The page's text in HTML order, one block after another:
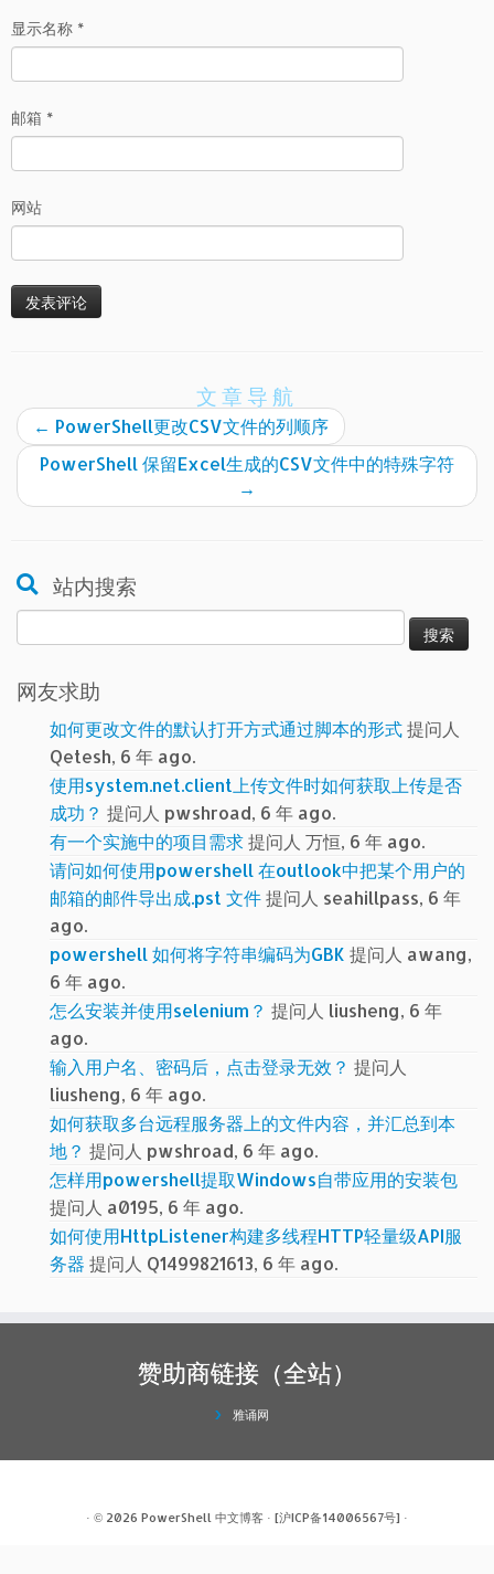
显示名称 *
邮箱 *
网站
文章导航
← PowerShell更改CSV文件的列顺序
PowerShell 保留Excel生成的CSV文件中的特殊字符
→
站内搜索
索：
网友求助
如何更改文件的默认打开方式通过脚本的形式提问人
Qetesh, 6 年 ago.
使用system.net.client上传文件时如何获取上传是否
成功？ 提问人 pwshroad, 6 年 ago.
有一个实施中的项目需求提问人 万恒, 6 年 ago.
请问如何使用powershell 在outlook中把某个用户的
邮箱的邮件导出成.pst 文件提问人 seahillpass, 6 年
ago.
powershell 如何将字符串编码为GBK 提问人 awang,
6 年 ago.
怎么安装并使用selenium？ 提问人 liusheng, 6 年
ago.
输入用户名、密码后，点击登录无效？ 提问人
liusheng, 6 年 ago.
如何获取多台远程服务器上的文件内容，并汇总到本
地？ 提问人 pwshroad, 6 年 ago.
怎样用powershell提取Windows自带应用的安装包
提问人 a0195, 6 年 ago.
如何使用HttpListener构建多线程HTTP轻量级API服
务器 提问人 Q1499821613, 6 年 ago.
赞助商链接（全站）
雅诵网
· © 2026 PowerShell 中文博客 · [沪ICP备14006567号] ·